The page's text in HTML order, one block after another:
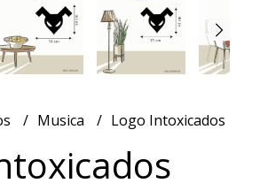
Musica Logo Intoxicados